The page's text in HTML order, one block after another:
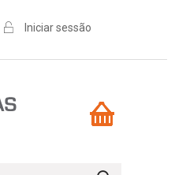
Iniciar sessão